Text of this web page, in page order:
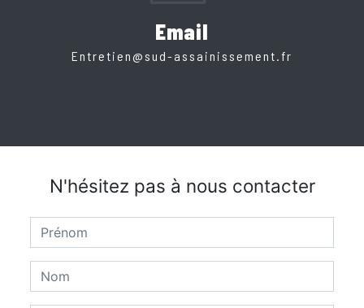
Email
entretien@sud-assainissement.fr
N'hésitez pas à nous contacter